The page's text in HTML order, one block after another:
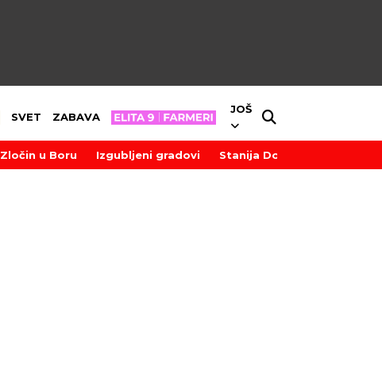
SVET ZABAVA
JOŠ
Zločin u Boru Izgubljeni gradovi Stanija Dobrojević